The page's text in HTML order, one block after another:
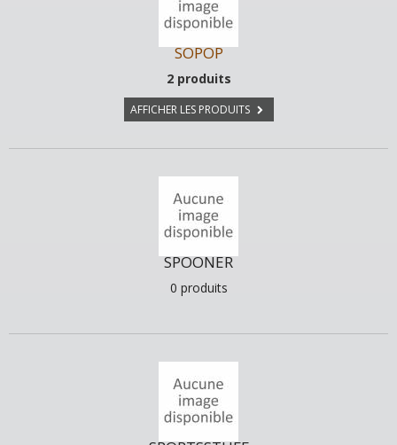
SOPOP
2 produits
AFFICHER LES PRODUITS
SPOONER
0 produits